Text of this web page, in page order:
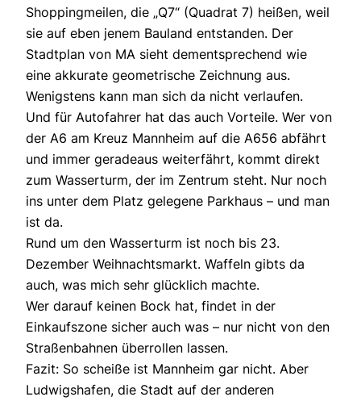
Shoppingmeilen, die „Q7“ (Quadrat 7) heißen, weil
sie auf eben jenem Bauland entstanden. Der
Stadtplan von MA sieht dementsprechend wie
eine akkurate geometrische Zeichnung aus.
Wenigstens kann man sich da nicht verlaufen.
Und für Autofahrer hat das auch Vorteile. Wer von
der A6 am Kreuz Mannheim auf die A656 abfährt
und immer geradeaus weiterfährt, kommt direkt
zum Wasserturm, der im Zentrum steht. Nur noch
ins unter dem Platz gelegene Parkhaus – und man
ist da.
Rund um den Wasserturm ist noch bis 23.
Dezember Weihnachtsmarkt. Waffeln gibts da
auch, was mich sehr glücklich machte.
Wer darauf keinen Bock hat, findet in der
Einkaufszone sicher auch was – nur nicht von den
Straßenbahnen überrollen lassen.
Fazit: So scheiße ist Mannheim gar nicht. Aber
Ludwigshafen, die Stadt auf der anderen